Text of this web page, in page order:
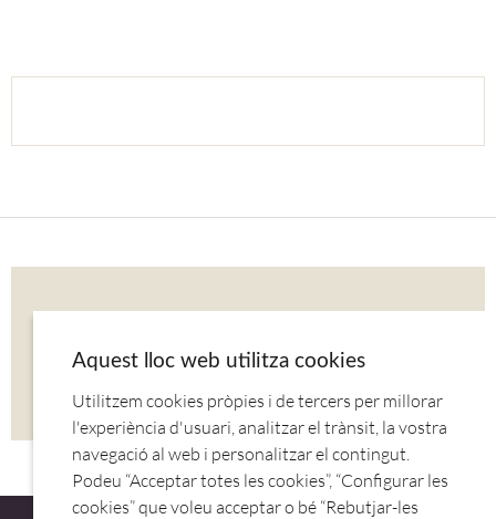
CORREU TWITTER FACEBOOK
Aquest lloc web utilitza cookies
Utilitzem cookies pròpies i de tercers per millorar
l'experiència d'usuari, analitzar el trànsit, la vostra
navegació al web i personalitzar el contingut.
Podeu “Acceptar totes les cookies”, “Configurar les
cookies” que voleu acceptar o bé “Rebutjar-les